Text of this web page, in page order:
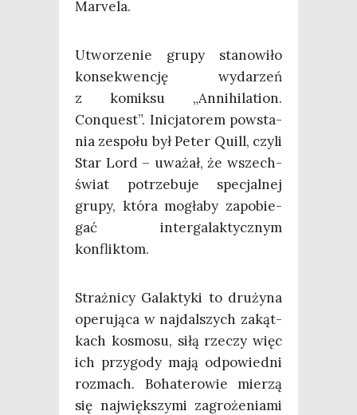
Marvela.
Utwo­rze­nie gru­py sta­no­wi­ło
kon­se­kwen­cję wyda­rzeń
z komik­su „Anni­hi­la­tion.
Conqu­est”. Ini­cja­to­rem powsta­
nia zespo­łu był Peter Quill, czy­li
Star Lord – uwa­żał, że wszech­
świat potrze­bu­je spe­cjal­nej
gru­py, któ­ra mogła­by zapo­bie­
gać inter­ga­lak­tycz­nym
konfliktom.
Straż­ni­cy Galak­ty­ki to dru­ży­na
ope­ru­ją­ca w naj­dal­szych zakąt­
kach kosmo­su, siłą rze­czy więc
ich przy­go­dy mają odpo­wied­ni
roz­mach. Boha­te­ro­wie mie­rzą
się naj­więk­szy­mi zagro­że­nia­mi